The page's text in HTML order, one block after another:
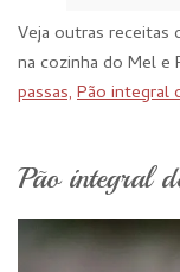
Veja outras receitas
na cozinha do Mel e
passas, Pão integral
Pão integral